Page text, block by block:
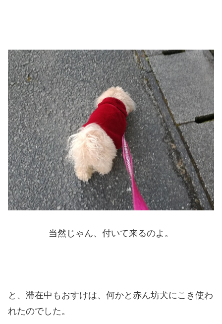
当然じゃん、付いて来るのよ。
と、滞在中もおすけは、何かと赤ん坊犬にこき使わ
れたのでした。